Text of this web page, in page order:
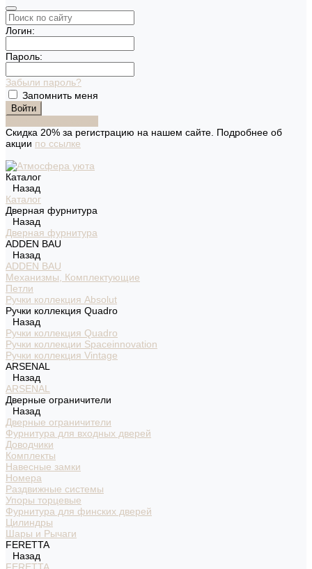
Логин:
Пароль:
Забыли пароль?
Запомнить меня
Скидка 20% за регистрацию на нашем сайте. Подробнее об
акции по ссылке
Каталог
Назад
Каталог
Дверная фурнитура
Назад
Дверная фурнитура
ADDEN BAU
Назад
ADDEN BAU
Механизмы, Комплектующие
Петли
Ручки коллекция Absolut
Ручки коллекция Quadro
Назад
Ручки коллекция Quadro
Ручки коллекции Spaceinnovation
Ручки коллекция Vintage
ARSENAL
Назад
ARSENAL
Дверные ограничители
Назад
Дверные ограничители
Фурнитура для входных дверей
Доводчики
Комплекты
Навесные замки
Номера
Раздвижные системы
Упоры торцевые
Фурнитура для финских дверей
Цилиндры
Шары и Рычаги
FERETTA
Назад